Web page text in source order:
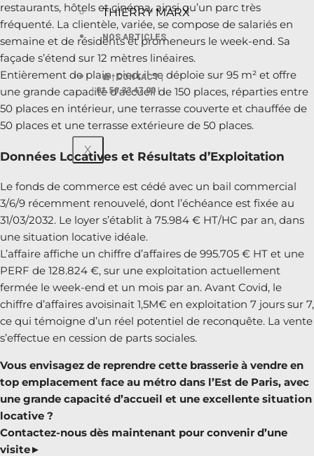
THIERRY MARX
NOS ARTICLES
☎️ | CONTACT |
| 01.56.33 47.00 |
X
restaurants, hôtels et cinéma, ainsi qu’un parc très
fréquenté. La clientèle, variée, se compose de salariés en
semaine et de résidents et promeneurs le week-end. Sa
façade s’étend sur 12 mètres linéaires.
Entièrement de plain-pied, il se déploie sur 95 m² et offre
une grande capacité d’accueil de 150 places, réparties entre
50 places en intérieur, une terrasse couverte et chauffée de
50 places et une terrasse extérieure de 50 places.
Données Locatives et Résultats d’Exploitation
Le fonds de commerce est cédé avec un bail commercial
3/6/9 récemment renouvelé, dont l’échéance est fixée au
31/03/2032. Le loyer s’établit à 75.984 € HT/HC par an, dans
une situation locative idéale.
L’affaire affiche un chiffre d’affaires de 995.705 € HT et une
PERF de 128.824 €, sur une exploitation actuellement
fermée le week-end et un mois par an. Avant Covid, le
chiffre d’affaires avoisinait 1,5M€ en exploitation 7 jours sur 7,
ce qui témoigne d’un réel potentiel de reconquête. La vente
s’effectue en cession de parts sociales.
Vous envisagez de reprendre cette brasserie à vendre en
top emplacement face au métro dans l’Est de Paris, avec
une grande capacité d’accueil et une excellente situation
locative ?
Contactez-nous dès maintenant pour convenir d’une
visite►